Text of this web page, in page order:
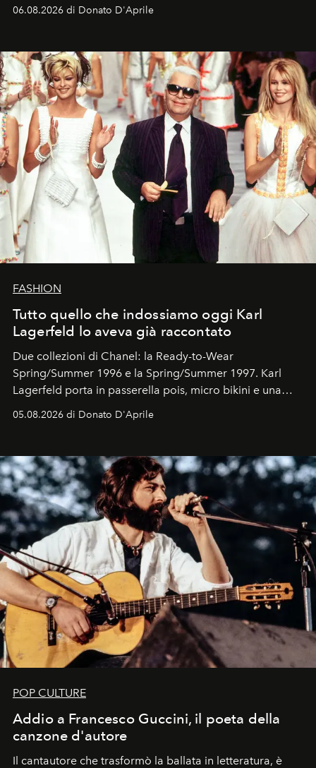
06.08.2026 di Donato D'Aprile
FASHION
Tutto quello che indossiamo oggi Karl
Lagerfeld lo aveva già raccontato
Due collezioni di Chanel: la Ready-to-Wear
Spring/Summer 1996 e la Spring/Summer 1997. Karl
Lagerfeld porta in passerella pois, micro bikini e una
Kate, Claudia e Carla una dietro l'altra. Trent'anni dopo,
uno dei documenti più contemporanei che abbiamo.
05.08.2026 di Donato D'Aprile
POP CULTURE
Addio a Francesco Guccini, il poeta della
canzone d'autore
Il cantautore che trasformò la ballata in letteratura, è